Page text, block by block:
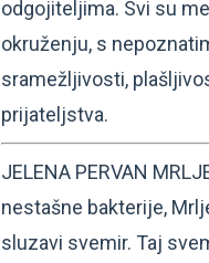
odgojiteljima. Svi su
okruženju, s
sramežljivosti,
prijateljstva.
JELENA PERVAN
nestašne bakterije,
sluzavi svemir. Taj